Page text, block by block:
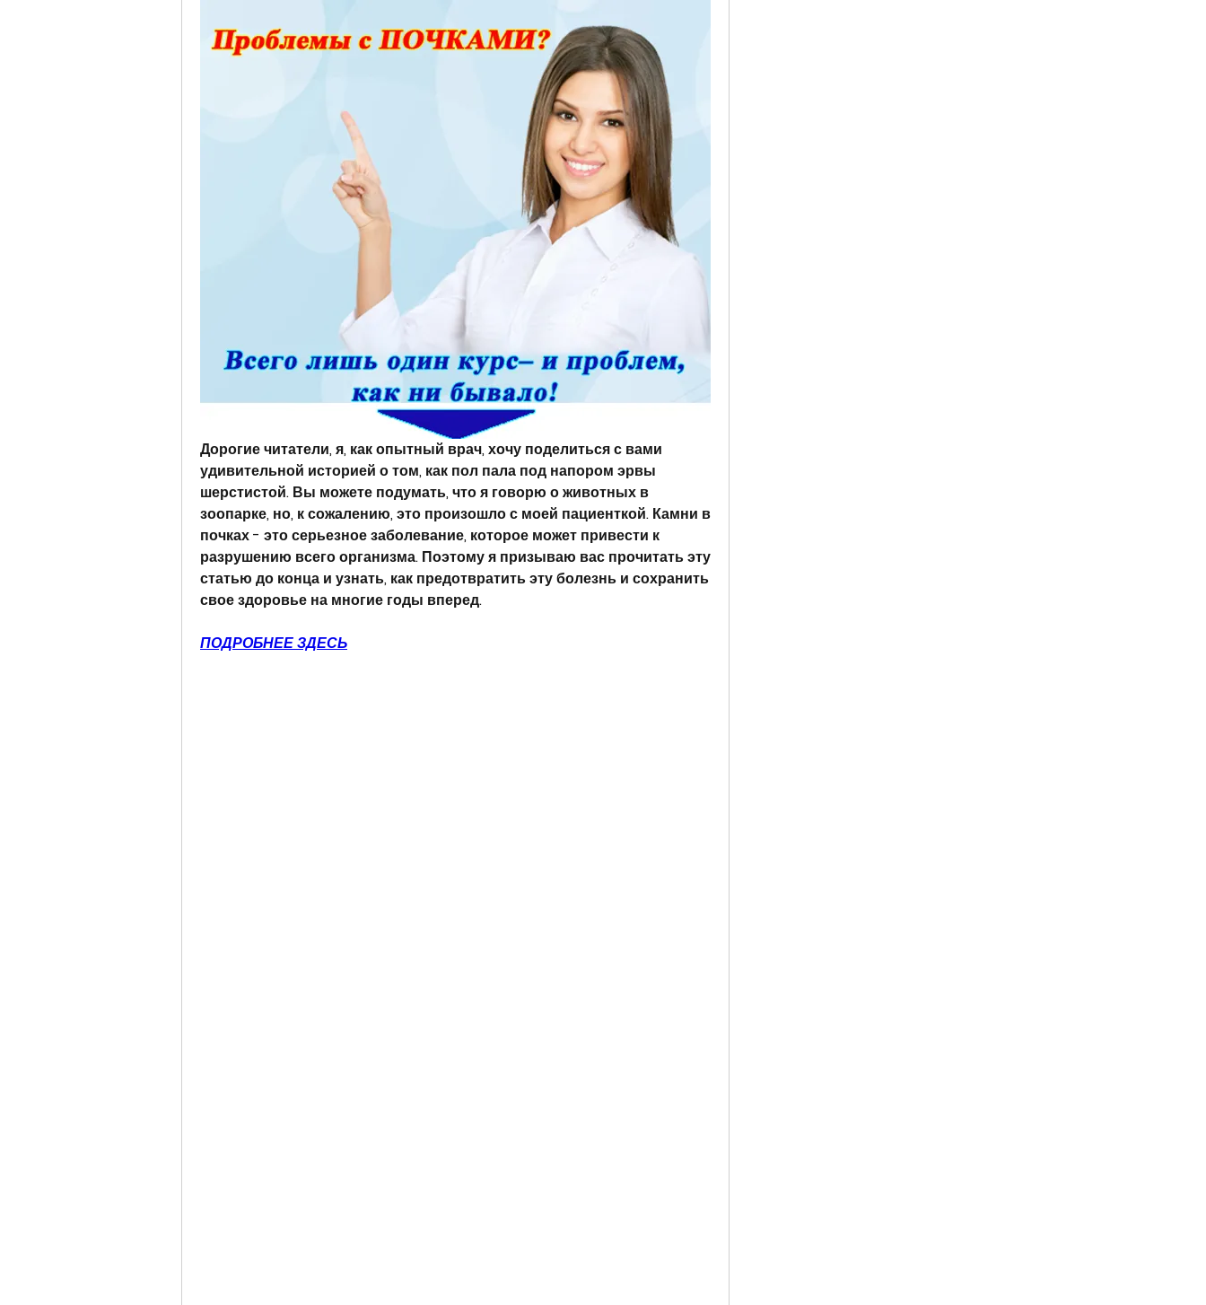
Дорогие читатели, я, как опытный врач, хочу поделиться с вами
удивительной историей о том, как пол пала под напором эрвы
шерстистой. Вы можете подумать, что я говорю о животных в
зоопарке, но, к сожалению, это произошло с моей пациенткой. Камни в
почках - это серьезное заболевание, которое может привести к
разрушению всего организма. Поэтому я призываю вас прочитать эту
статью до конца и узнать, как предотвратить эту болезнь и сохранить
свое здоровье на многие годы вперед.
ПОДРОБНЕЕ ЗДЕСЬ